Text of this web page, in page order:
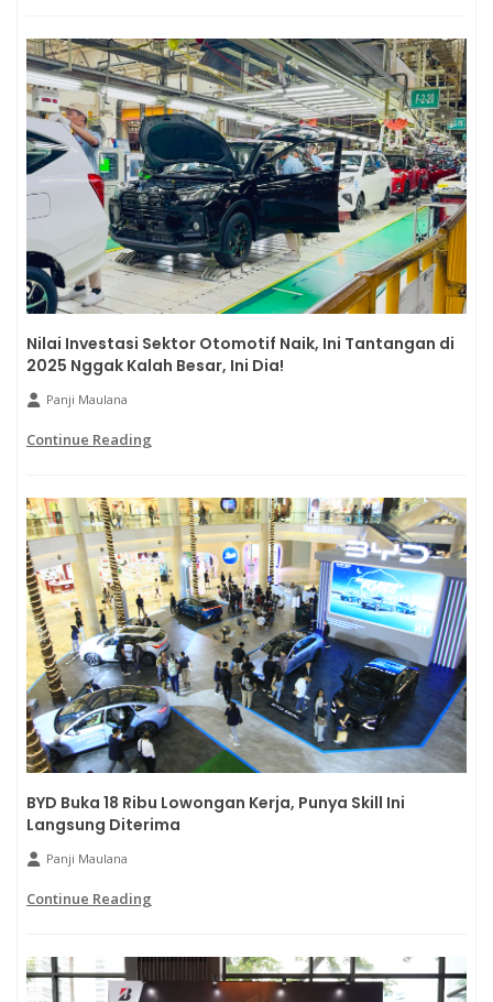
Nilai Investasi Sektor Otomotif Naik, Ini Tantangan di
2025 Nggak Kalah Besar, Ini Dia!
Panji Maulana
Continue Reading
BYD Buka 18 Ribu Lowongan Kerja, Punya Skill Ini
Langsung Diterima
Panji Maulana
Continue Reading